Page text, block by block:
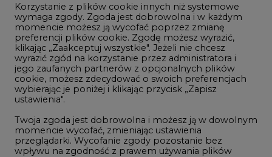
Innowacje i AI
Telekomunikacja i IT
Handel emisjami CO2
Wodór
Górnictwo
Atom
Korzystanie z plików cookie innych niż systemowe
wymaga zgody. Zgoda jest dobrowolna i w każdym
momencie możesz ją wycofać poprzez zmianę
preferencji plików cookie. Zgodę możesz wyrazić,
klikając „Zaakceptuj wszystkie". Jeżeli nie chcesz
wyrazić zgód na korzystanie przez administratora i
jego zaufanych partnerów z opcjonalnych plików
cookie, możesz zdecydować o swoich preferencjach
wybierając je poniżej i klikając przycisk „Zapisz
ustawienia".
Twoja zgoda jest dobrowolna i możesz ją w dowolnym
momencie wycofać, zmieniając ustawienia
przeglądarki. Wycofanie zgody pozostanie bez
wpływu na zgodność z prawem używania plików